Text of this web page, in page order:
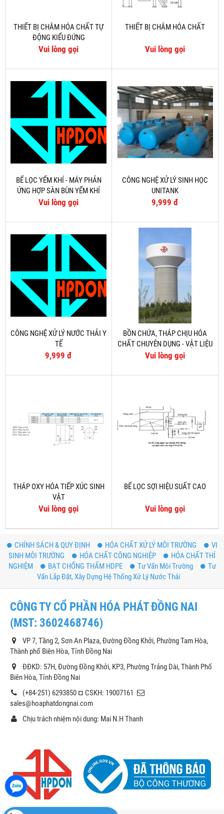
THIẾT BỊ CHÂM HÓA CHẤT TỰ
ĐỘNG KIỂU ĐỨNG
Vui lòng gọi
THIẾT BỊ CHÂM HÓA CHẤT
Vui lòng gọi
BỂ LỌC YẾM KHÍ - MÁY PHẢN
ỨNG HỢP SÀN BÙN YẾM KHÍ
LOẠI NÂNG DÒNG
Vui lòng gọi
CÔNG NGHỆ XỬ LÝ SINH HỌC
UNITANK
9,999 đ
CÔNG NGHỆ XỬ LÝ NƯỚC THẢI Y
TẾ
9,999 đ
BỒN CHỨA, THÁP CHỊU HÓA
CHẤT CHUYÊN DỤNG - VẬT LIỆU
COMPOSITE
Vui lòng gọi
THÁP OXY HÓA TIẾP XÚC SINH
VẬT
Vui lòng gọi
BỂ LỌC SỢI HIỆU SUẤT CAO
Vui lòng gọi
CHÍNH SÁCH & QUY ĐỊNH HÓA CHẤT XỬ LÝ MÔI TRƯỜNG
VI
SINH MÔI TRƯỜNG
HÓA CHẤT CÔNG NGHIỆP
HÓA CHẤT THÍ
NGHIỆM
BẠT CHỐNG THẤM HDPE Tư Vấn Môi Trường
Tư
Vấn Lắp Đặt, Xây Dựng Hệ Thống Xử Lý Nước Thải
CÔNG TY CỔ PHẦN HÓA PHÁT ĐỒNG NAI
(MST: 3602468746)
VP 7, Tầng 2, Sơn An Plaza, Đường Đồng Khởi, Phường Tam Hòa,
Thành phố Biên Hòa, Tỉnh Đồng Nai
ĐĐKD: 57H, Đường Đồng Khởi, KP3, Phường Trảng Dài, Thành Phố
Biên Hòa, Tỉnh Đồng Nai
(+84-251) 6293850 ¤ CSKH: 19007161
sales@hoaphatdongnai.com
Chịu trách nhiệm nội dung: Mai N.H Thanh